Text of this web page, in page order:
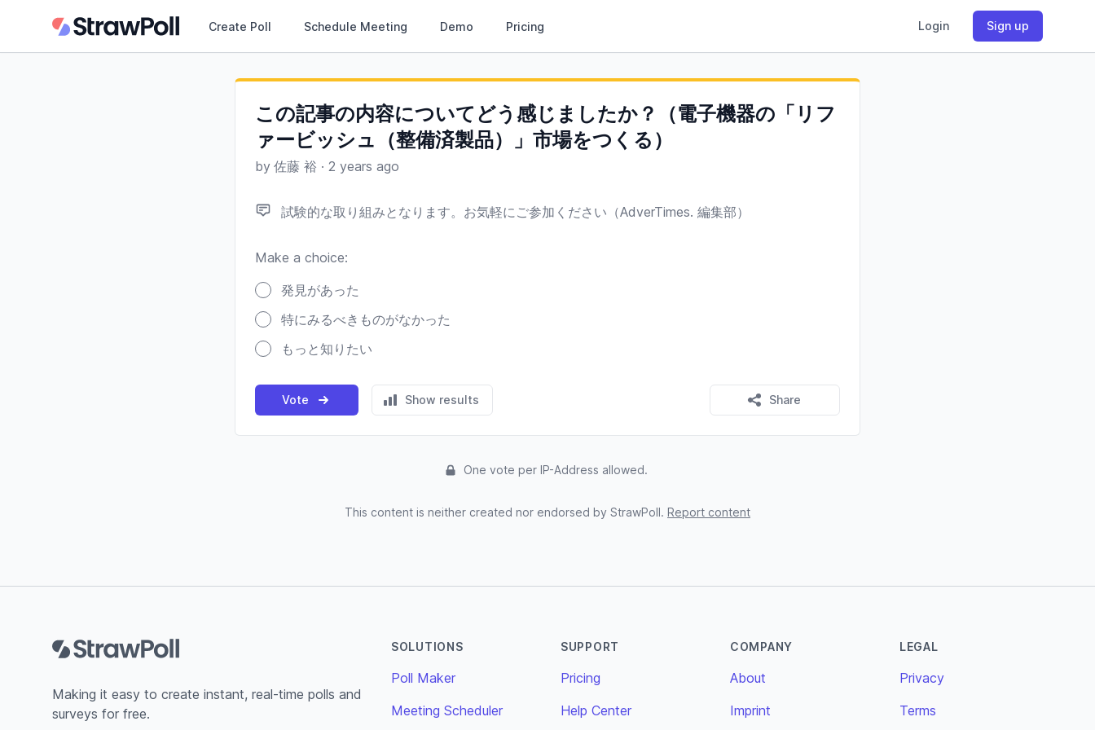
Create Poll Schedule Meeting Demo Pricing Login Sign up
この記事の内容についてどう感じましたか？（電子機器の「リフ
ァービッシュ（整備済製品）」市場をつくる）
by 佐藤 裕 · 2 years ago
試験的な取り組みとなります。お気軽にご参加ください（AdverTimes. 編集部）
Make a choice:
発見があった
特にみるべきものがなかった
もっと知りたい
Vote Show results Share
One vote per IP-Address allowed.
This content is neither created nor endorsed by StrawPoll. Report content
Making it easy to create instant, real-time polls and
surveys for free.
SOLUTIONS
Poll Maker
Meeting Scheduler
SUPPORT
Pricing
Help Center
COMPANY
About
Imprint
LEGAL
Privacy
Terms